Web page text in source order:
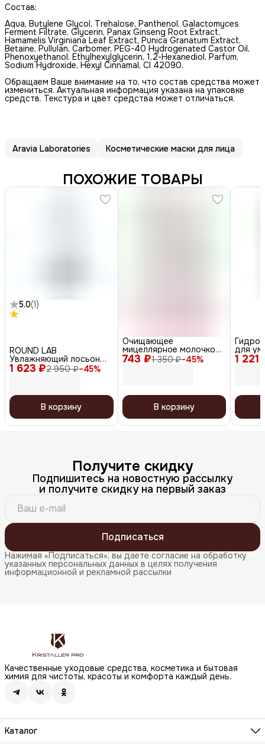
Состав:
Aqua, Butylene Glycol, Trehalose, Panthenol, Galactomyces
Ferment Filtrate, Glycerin, Panax Ginseng Root Extract,
Hamamelis Virginiana Leaf Extract, Punica Granatum Extract,
Betaine, Pullulan, Carbomer, PEG-40 Hydrogenated Castor Oil,
Phenoxyethanol, Ethylhexylglycerin, 1,2-Hexanediol, Parfum,
Sodium Hydroxide, Hexyl Cinnamal, CI 42090.
Обращаем Ваше внимание на то, что состав средства может
измениться. Актуальная информация указана на упаковке
средств. Текстура и цвет средства может отличаться.
Aravia Laboratories Косметические маски для лица
ПОХОЖИЕ ТОВАРЫ
5.0(1)
1 623 ₽2 950 ₽−45%
ROUND LAB
Увлажняющий лосьон
для лица / 1025 Dokdo
В корзину
743 ₽1 350 ₽−45%
Очищающее
мицеллярное молочко
для демакияжа / Micellar
В корзину
1 221
для
Получите скидку
Подпишитесь на новостную рассылку
и получите скидку на первый заказ
Подписаться
Нажимая «Подписаться», вы даете согласие на обработку
указанных персональных данных в целях получения
информационной и рекламной рассылки
Качественные уходовые средства, косметика и бытовая
химия для чистоты, красоты и комфорта каждый день.
Каталог